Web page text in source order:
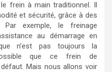
frein à main traditionnel. Il
et sécurité, grâce à des
Par exemple, le freinage
au démarrage en
n’est pas toujours la
que ce frein de
Mais nous allons voir